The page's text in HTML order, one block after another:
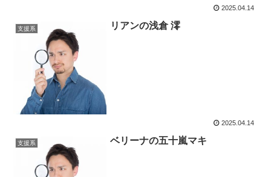
2025.04.14
支援系 リアンの浅倉 澪
2025.04.14
支援系 ベリーナの五十嵐マキ